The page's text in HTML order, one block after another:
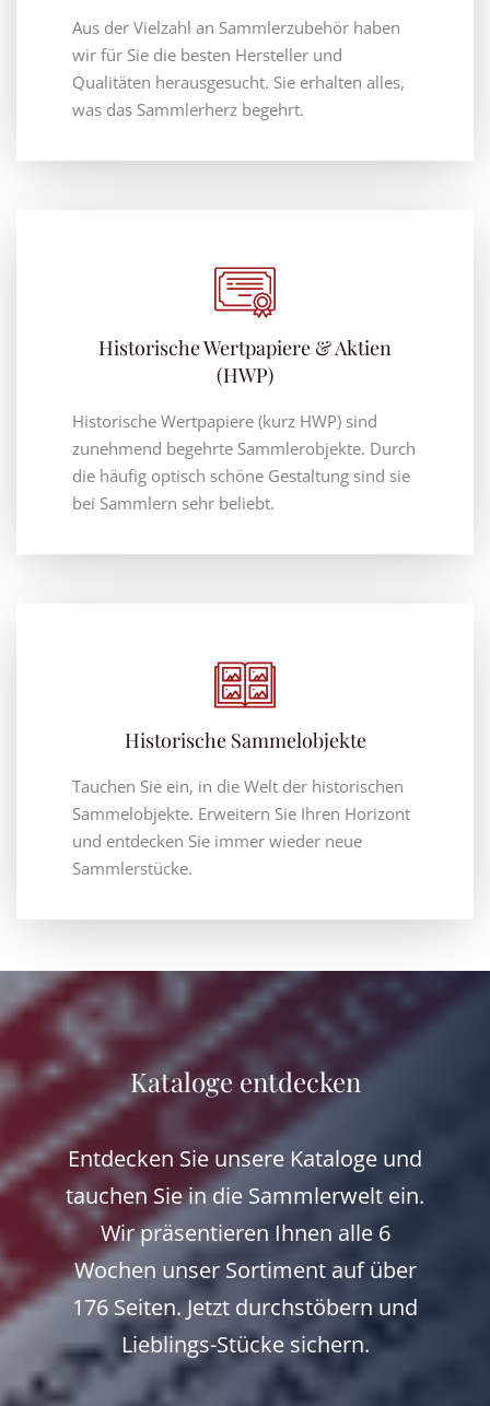
Aus der Vielzahl an Sammlerzubehör haben
wir für Sie die besten Hersteller und
Qualitäten herausgesucht. Sie erhalten alles,
was das Sammlerherz begehrt.
Historische Wertpapiere & Aktien
(HWP)
Historische Wertpapiere (kurz HWP) sind
zunehmend begehrte Sammlerobjekte. Durch
die häufig optisch schöne Gestaltung sind sie
bei Sammlern sehr beliebt.
Historische Sammelobjekte
Tauchen Sie ein, in die Welt der historischen
Sammelobjekte. Erweitern Sie Ihren Horizont
und entdecken Sie immer wieder neue
Sammlerstücke.
Kataloge entdecken
Entdecken Sie unsere Kataloge und
tauchen Sie in die Sammlerwelt ein.
Wir präsentieren Ihnen alle 6
Wochen unser Sortiment auf über
176 Seiten. Jetzt durchstöbern und
Lieblings-Stücke sichern.